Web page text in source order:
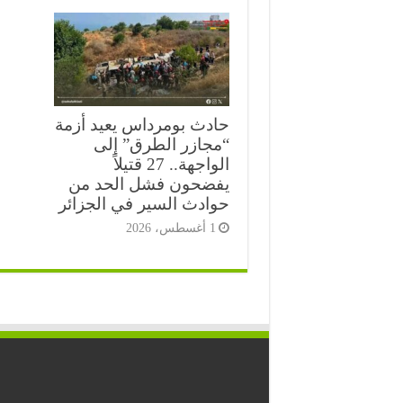
حادث بومرداس يعيد أزمة
“مجازر الطرق” إلى
الواجهة.. 27 قتيلاً
يفضحون فشل الحد من
حوادث السير في الجزائر
1 أغسطس، 2026